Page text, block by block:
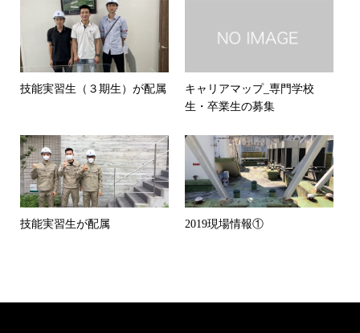
技能実習生（３期生）が配属
キャリアマップ_専門学校
生・卒業生の募集
技能実習生が配属 2019現場情報①